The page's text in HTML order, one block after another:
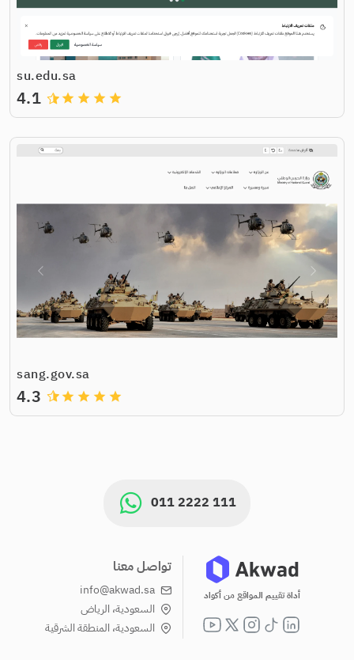
su.edu.sa
grade
grade
grade
grade
4.1
sang.gov.sa
grade
grade
grade
grade
4.3
011 2222 111
أداة تقييم المواقع من أكواد
تواصل معنا
info@akwad.sa
السعودية، الرياض
السعودية، المنطقة الشرقية